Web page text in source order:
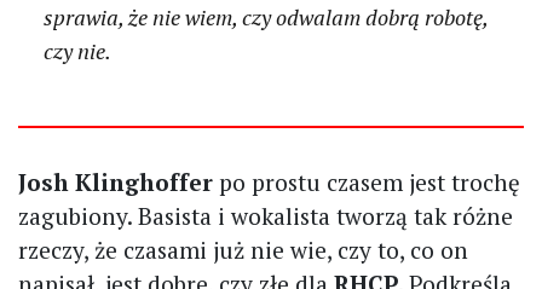
sprawia, że nie wiem, czy odwalam dobrą robotę,
czy nie.
Josh Klinghoffer po prostu czasem jest trochę
zagubiony. Basista i wokalista tworzą tak różne
rzeczy, że czasami już nie wie, czy to, co on